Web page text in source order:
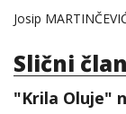
Josip
Slični
"Krila Oluje"